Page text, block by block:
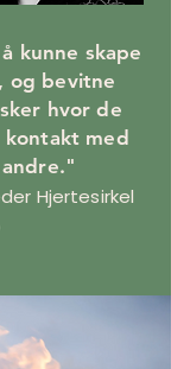
kunne skape
og bevitne
hvor de
med
Hjertesirkel